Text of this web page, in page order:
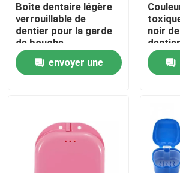
Boîte dentaire de couronne
Boîte dentaire d'arrêtoir
Caisse de dispositif d'alignement
Boîte dentaire légère
verrouillable de
dentier pour la garde
de bouche
orthodontique
envoyer une
noir
dents